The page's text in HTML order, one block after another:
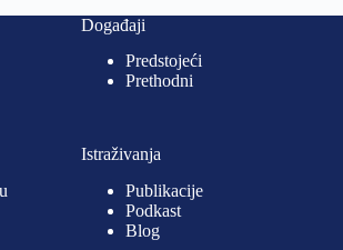
Događaji
Predstojeći
Prethodni
Istraživanja
Publikacije
Podkast
Blog